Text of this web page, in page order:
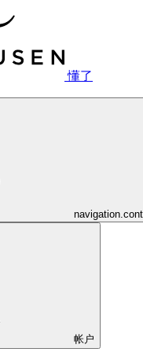
懂了
帐户